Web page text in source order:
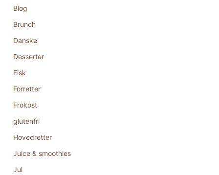
Blog
Brunch
Danske
Desserter
Fisk
Forretter
Frokost
glutenfri
Hovedretter
Juice & smoothies
Jul